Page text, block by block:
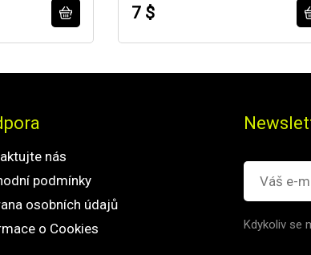
7 $
nás
podmínky
osobních údajů
o Cookies
Kdykoliv se